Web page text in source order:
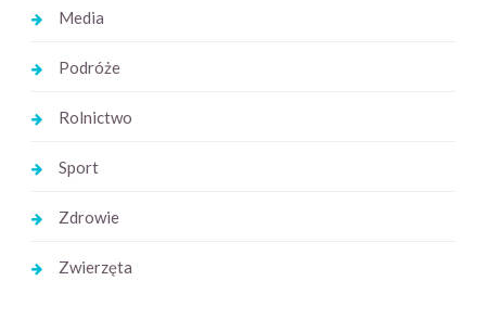
Media
Podróże
Rolnictwo
Sport
Zdrowie
Zwierzęta